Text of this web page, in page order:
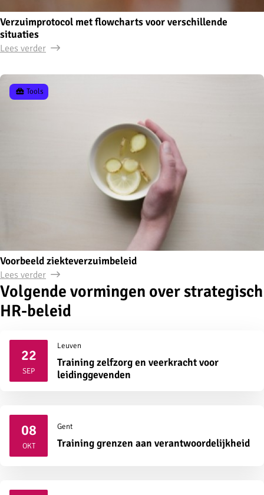
Verzuimprotocol met flowcharts voor verschillende
situaties
Lees verder
Voorbeeld ziekteverzuimbeleid
Tools
Lees verder
Volgende vormingen over strategisch
HR-beleid
22
SEP2026
Leuven
Training zelfzorg en veerkracht voor
leidinggevenden
08
OKT2026
Gent
Training grenzen aan verantwoordelijkheid